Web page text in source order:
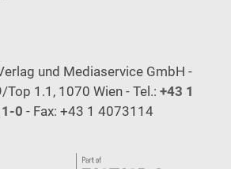
und Mediaservice GmbH -
Top 1.1, 1070 Wien - Tel.: +43 1
0 - Fax: +43 1 4073114